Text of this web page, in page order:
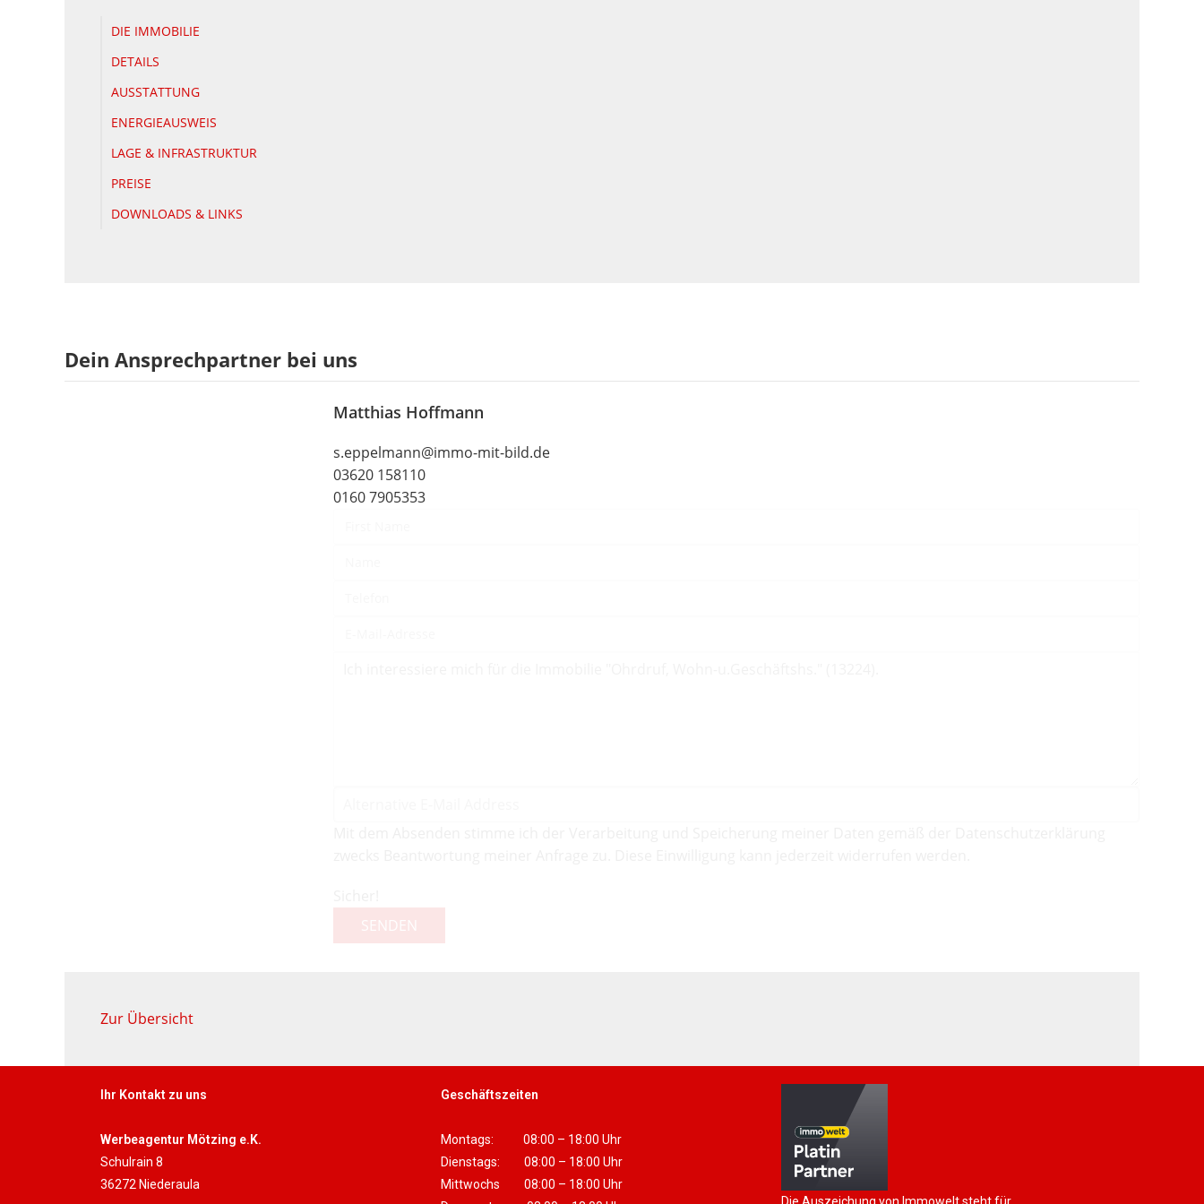
DIE IMMOBILIE
DETAILS
AUSSTATTUNG
ENERGIEAUSWEIS
LAGE & INFRASTRUKTUR
PREISE
DOWNLOADS & LINKS
Dein Ansprechpartner bei uns
Matthias Hoffmann
s.eppelmann@immo-mit-bild.de
03620 158110
0160 7905353
SENDEN
Zur Übersicht
Ihr Kontakt zu uns
Werbeagentur Mötzing e.K.
Schulrain 8
36272 Niederaula
Geschäftszeiten
Montags: 08:00 – 18:00 Uhr
Dienstags: 08:00 – 18:00 Uhr
Mittwochs 08:00 – 18:00 Uhr